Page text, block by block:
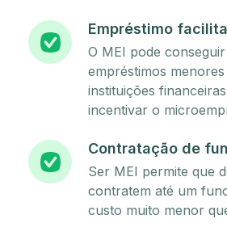
Empréstimo
O MEI pode
empréstimos
instituições
incentivar o
Contratação de
Ser MEI permite que
contratem até um
custo muito menor